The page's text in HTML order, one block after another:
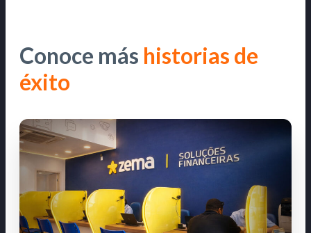
Conoce más historias de
éxito